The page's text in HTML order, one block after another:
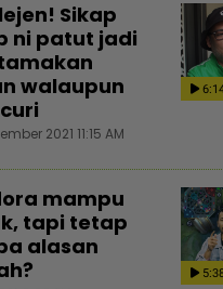
Sikap
ni patut jadi
walaupun
2021 11:15 AM
mampu
tapi tetap
alasan